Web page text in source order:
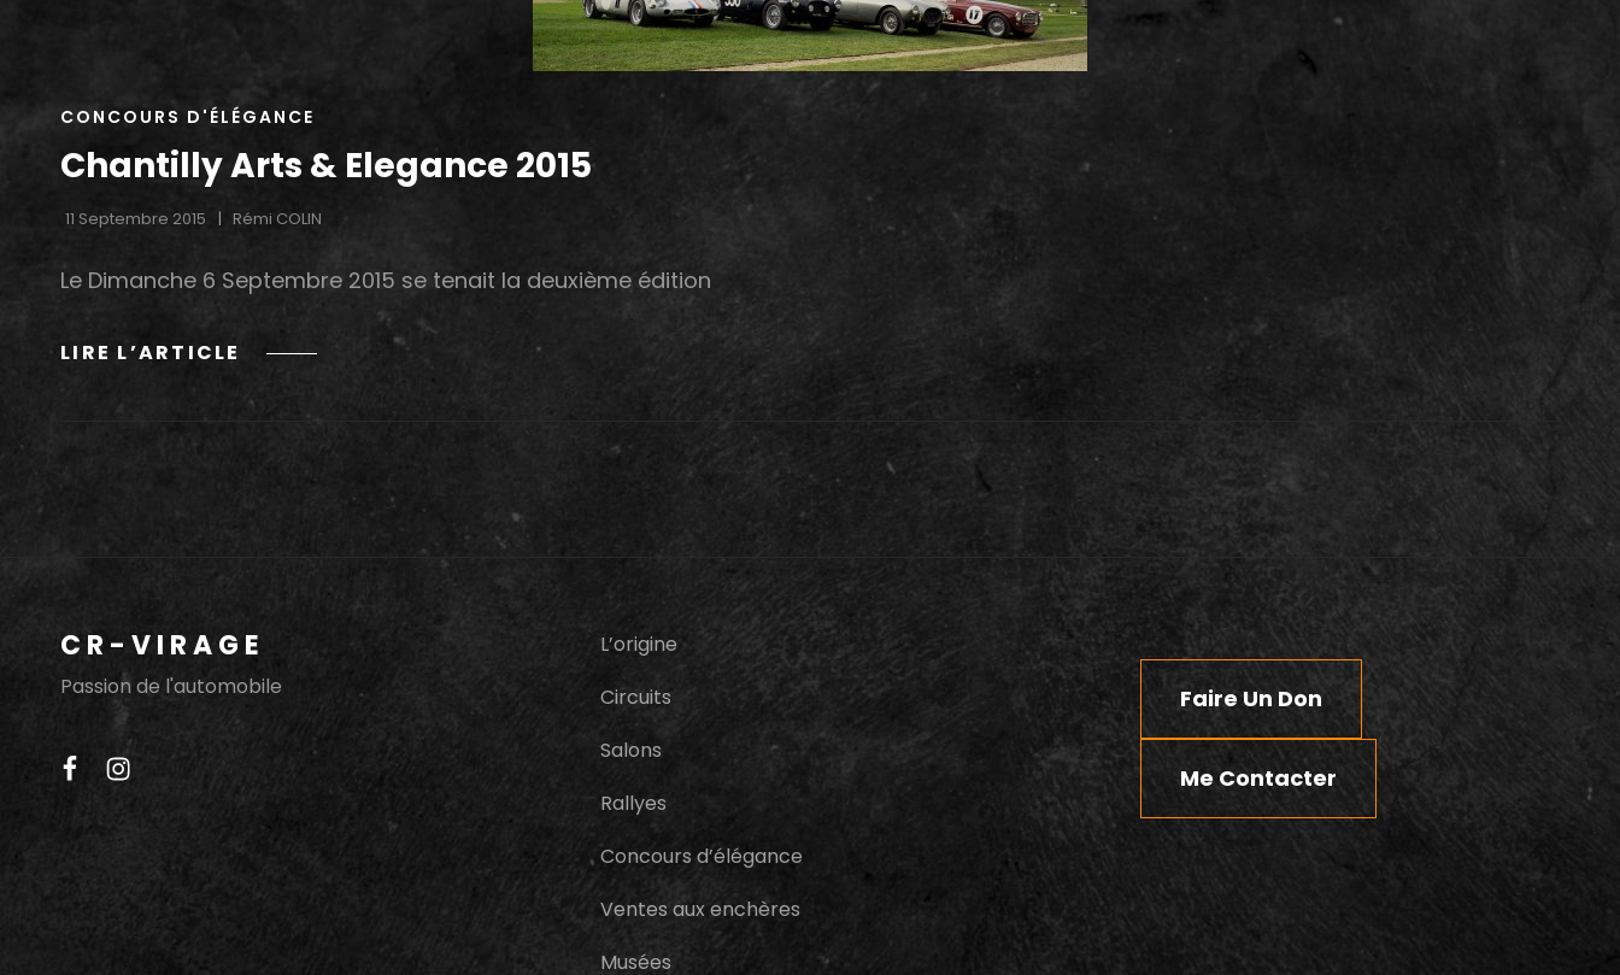
CAT
CONCOURS D'ÉLÉGANCE
Chantilly Arts & Elegance 2015
11 Septembre 2015 Rémi COLIN
Le Dimanche 6 Septembre 2015 se tenait la deuxième édition
LIRE L’ARTICLE
CHANTILLY
&
2015
CR-VIRAGE
Passion de l'automobile
facebook
instagram
L’origine
Circuits
Salons
Rallyes
Concours d’élégance
Ventes aux enchères
Musées
Faire Un Don
Me Contacter